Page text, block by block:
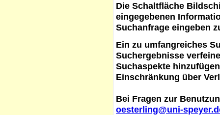
Die Schaltfläche
eingegebenen
Suchanfrage eingeben
Ein zu umfangreiches
Suchergebnisse
Suchaspekte
Einschränkung über
Bei Fragen zur
oesterling@uni-